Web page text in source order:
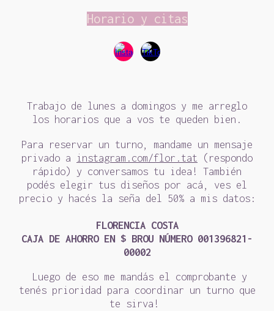
Horario y citas
Trabajo de lunes a domingos y me arreglo
los horarios que a vos te queden bien.
Para reservar un turno, mandame un mensaje
privado a instagram.com/flor.tat (respondo
rápido) y conversamos tu idea! También
podés elegir tus diseños por acá, ves el
precio y hacés la seña del 50% a mis datos:
FLORENCIA COSTA
CAJA DE AHORRO EN $ BROU NÚMERO 001396821-
00002
Luego de eso me mandás el comprobante y
tenés prioridad para coordinar un turno que
te sirva!